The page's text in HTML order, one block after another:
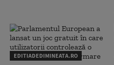
EDITIADEDIMINEATA.RO